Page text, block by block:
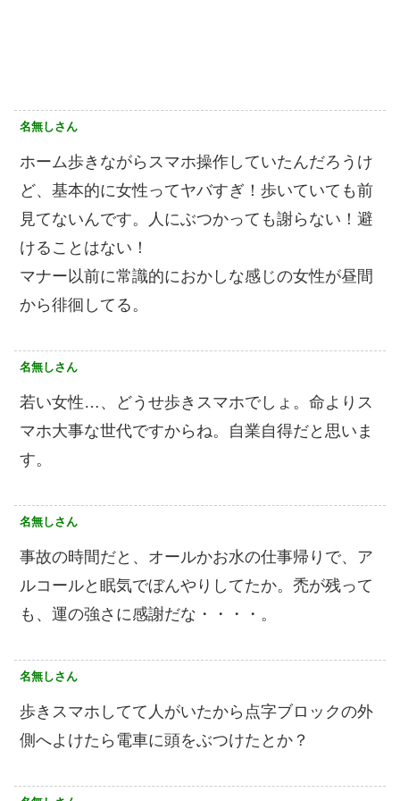
名無しさん
ホーム歩きながらスマホ操作していたんだろうけ
ど、基本的に女性ってヤバすぎ！歩いていても前
見てないんです。人にぶつかっても謝らない！避
けることはない！
マナー以前に常識的におかしな感じの女性が昼間
から徘徊してる。
名無しさん
若い女性…、どうせ歩きスマホでしょ。命よりス
マホ大事な世代ですからね。自業自得だと思いま
す。
名無しさん
事故の時間だと、オールかお水の仕事帰りで、ア
ルコールと眠気でぼんやりしてたか。禿が残って
も、運の強さに感謝だな・・・・。
名無しさん
歩きスマホしてて人がいたから点字ブロックの外
側へよけたら電車に頭をぶつけたとか？